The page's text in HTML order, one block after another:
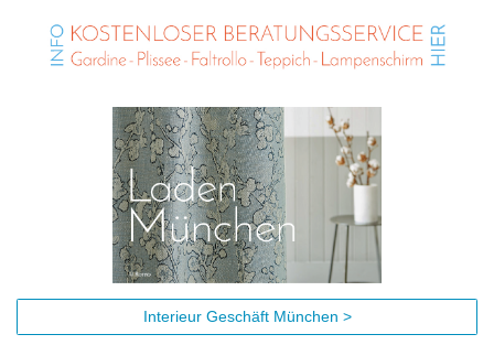
Interieur Geschäft München >